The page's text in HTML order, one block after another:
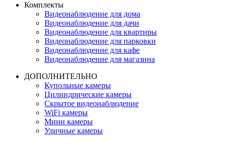
Комплекты
Видеонаблюдение для дома
Видеонаблюдение для дачи
Видеонаблюдение для квартиры
Видеонаблюдение для парковки
Видеонаблюдение для кафе
Видеонаблюдение для магазина
ДОПОЛНИТЕЛЬНО
Купольные камеры
Цилиндрические камеры
Скрытое видеонаблюдение
WiFi камеры
Мини камеры
Уличные камеры